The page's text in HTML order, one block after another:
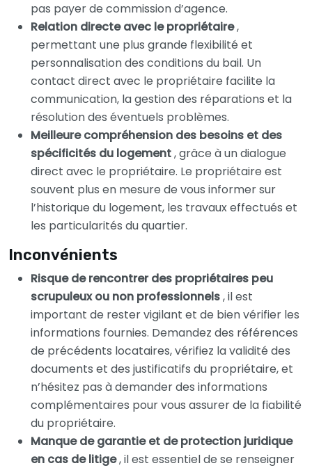
pas payer de commission d’agence.
Relation directe avec le propriétaire,
permettant une plus grande flexibilité et
personnalisation des conditions du bail. Un
contact direct avec le propriétaire facilite la
communication, la gestion des réparations et la
résolution des éventuels problèmes.
Meilleure compréhension des besoins et des
spécificités du logement, grâce à un dialogue
direct avec le propriétaire. Le propriétaire est
souvent plus en mesure de vous informer sur
l’historique du logement, les travaux effectués et
les particularités du quartier.
Inconvénients
Risque de rencontrer des propriétaires peu
scrupuleux ou non professionnels, il est
important de rester vigilant et de bien vérifier les
informations fournies. Demandez des références
de précédents locataires, vérifiez la validité des
documents et des justificatifs du propriétaire, et
n’hésitez pas à demander des informations
complémentaires pour vous assurer de la fiabilité
du propriétaire.
Manque de garantie et de protection juridique
en cas de litige, il est essentiel de se renseigner